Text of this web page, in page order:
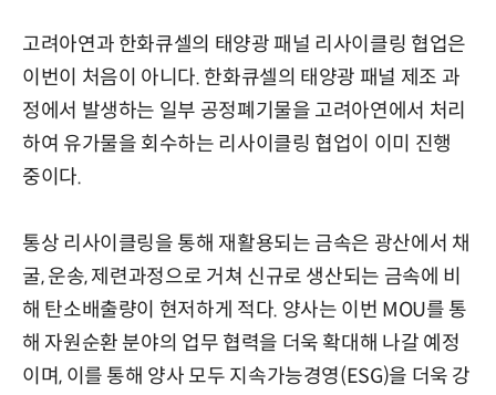
고려아연과 한화큐셀의 태양광 패널 리사이클링 협업은
이번이 처음이 아니다. 한화큐셀의 태양광 패널 제조 과
정에서 발생하는 일부 공정폐기물을 고려아연에서 처리
하여 유가물을 회수하는 리사이클링 협업이 이미 진행
중이다.
통상 리사이클링을 통해 재활용되는 금속은 광산에서 채
굴, 운송, 제련과정으로 거쳐 신규로 생산되는 금속에 비
해 탄소배출량이 현저하게 적다. 양사는 이번 MOU를 통
해 자원순환 분야의 업무 협력을 더욱 확대해 나갈 예정
이며, 이를 통해 양사 모두 지속가능경영(ESG)을 더욱 강